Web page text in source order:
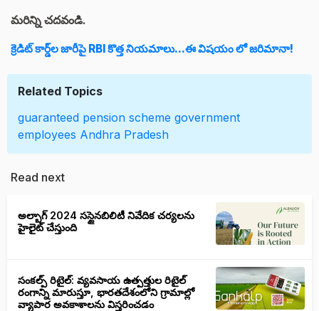
మరిన్ని చదవండి.
క్రెడిట్ కార్డ్‌ల జారీపై RBI కొత్త నియమాలు...ఈ విషయం లో జరిమానా!
Related Topics
guaranteed pension scheme government
employees Andhra Pradesh
Read next
అల్బాగ్ 2024 సస్టైనబిలిటీ నివేదిక చర్యలను
హైలైట్ చేస్తుంది
సంకల్ప్ రిటైల్: వ్యవసాయ ఉత్పత్తుల రిటైల్
రంగాన్ని మారుస్తూ, భారతదేశంలోని గ్రామాల్లో
వ్యాపార అవకాశాలను విస్తరించడం